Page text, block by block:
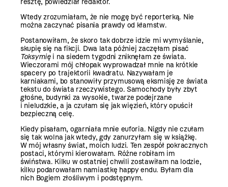
resztę, powiedział redaktor.
Wtedy zrozumiałam, że nie mogę być reporterką. Nie
można zaczynać pisania prawdy od kłamstw.
Postanowiłam, że skoro tak dobrze idzie mi wymyślanie,
skupię się na fikcji. Dwa lata później zaczęłam pisać
Toksymięi na siedem tygodni zniknęłam ze świata.
Wieczorami mój chłopak wyprowadzał mnie na krótkie
spacery po trajektorii kwadratu. Nazywałam je
karniakami, bo stanowiły przymusową eksmisję ze świata
tekstu do świata rzeczywistego. Samochody były zbyt
głośne, budynki za wysokie, twarze podejrzane
i nieludzkie, a ja czułam się jak więzień, który opuścił
bezpieczną celę.
Kiedy pisałam, ogarniała mnie euforia. Nigdy nie czułam
się tak wolna jak wtedy, gdy zanurzyłam się w książkę.
W mój własny świat, moich ludzi. Ten zespół pokracznych
postaci, którymi kierowałam. Różne robiłam im
świństwa. Kilku w ostatniej chwili zostawiłam na lodzie,
kilku podarowałam namiastkę happy endu. Byłam dla
nich Bogiem złośliwym i podstępnym.